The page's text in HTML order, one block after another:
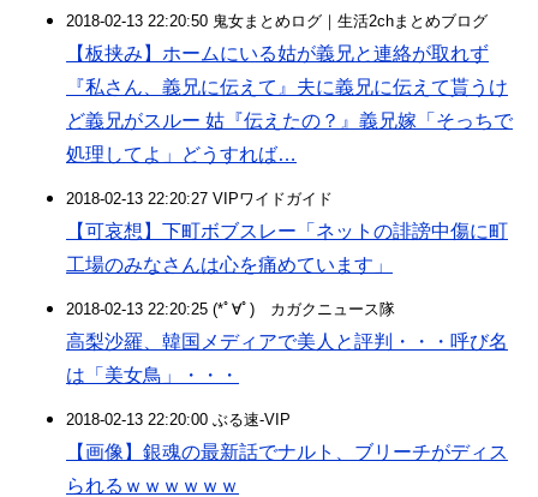
2018-02-13 22:20:50 鬼女まとめログ｜生活2chまとめブログ
【板挟み】ホームにいる姑が義兄と連絡が取れず
『私さん、義兄に伝えて』夫に義兄に伝えて貰うけ
ど義兄がスルー 姑『伝えたの？』義兄嫁「そっちで
処理してよ」どうすれば…
2018-02-13 22:20:27 VIPワイドガイド
【可哀想】下町ボブスレー「ネットの誹謗中傷に町
工場のみなさんは心を痛めています」
2018-02-13 22:20:25 (*ﾟ∀ﾟ)ゞカガクニュース隊
高梨沙羅、韓国メディアで美人と評判・・・呼び名
は「美女鳥」・・・
2018-02-13 22:20:00 ぶる速-VIP
【画像】銀魂の最新話でナルト、ブリーチがディス
られるｗｗｗｗｗｗ